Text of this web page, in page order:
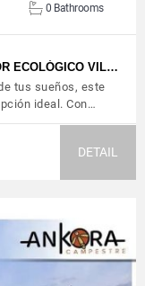
0 Bathrooms
ECOLÓGICO VIL…
tus sueños, este
ideal. Con…
DETAIL